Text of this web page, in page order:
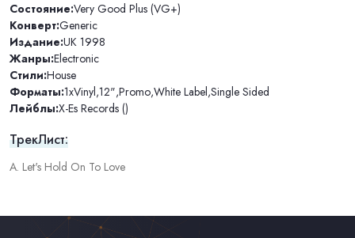
Состояние:Very Good Plus (VG+)
Конверт:Generic
Издание:UK 1998
Жанры:Electronic
Стили:House
Форматы:1xVinyl,12",Promo,White Label,Single Sided
Лейблы:X-Es Records ()
ТрекЛист:
A. Let's Hold On To Love